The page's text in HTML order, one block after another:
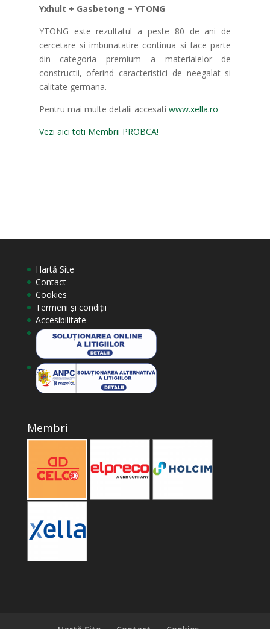
Yxhult + Gasbetong = YTONG
YTONG este rezultatul a peste 80 de ani de
cercetare si imbunatatire continua si face parte
din categoria premium a materialelor de
constructii, oferind caracteristici de neegalat si
calitate germana.
Pentru mai multe detalii accesati www.xella.ro
Vezi aici toti Membrii PROBCA!
Hartă Site
Contact
Cookies
Termeni și condiții
Accesibilitate
Membri